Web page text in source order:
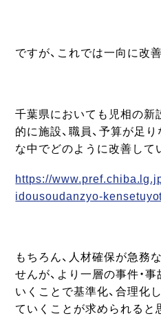
ですが、これでは一向に改
千葉県においても児相の新
的に施設、職員、予算が足
な中でどのように改善して
https://
idousoudanzyo-
もちろん、人材確保が急務
せんが、より一層の事件・
いくことで基準化、合理化
ていくことが求められると